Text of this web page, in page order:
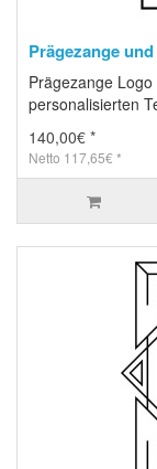
Prägezange
Prägezange
personalisierten
140,00€ *
Netto 117,65€ *